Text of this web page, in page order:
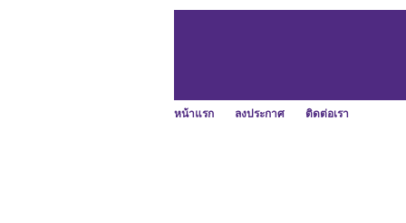
หน้าแรก ลงประกาศ ติดต่อเรา